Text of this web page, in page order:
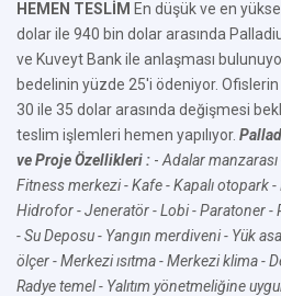
HEMEN TESLİM En düşük ve en
dolar ile 940 bin dolar arasında
ve Kuveyt Bank ile anlaşması
bedelinin yüzde 25'i ödeniyor.
30 ile 35 dolar arasında değişmesi
teslim işlemleri hemen yapılıyor.
ve Proje Özellikleri : - Adalar manzarası
Fitness merkezi- Kafe- Kapalı otopark-
Hidrofor- Jeneratör- Lobi- Paratoner-
- Su Deposu- Yangın merdiveni- Yük
ölçer- Merkezi ısıtma- Merkezi klima-
Radye temel- Yalıtım yönetmeliğine